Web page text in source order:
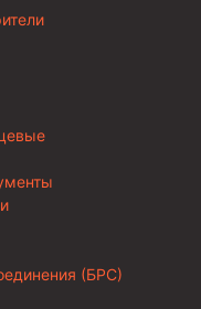
(БРС)